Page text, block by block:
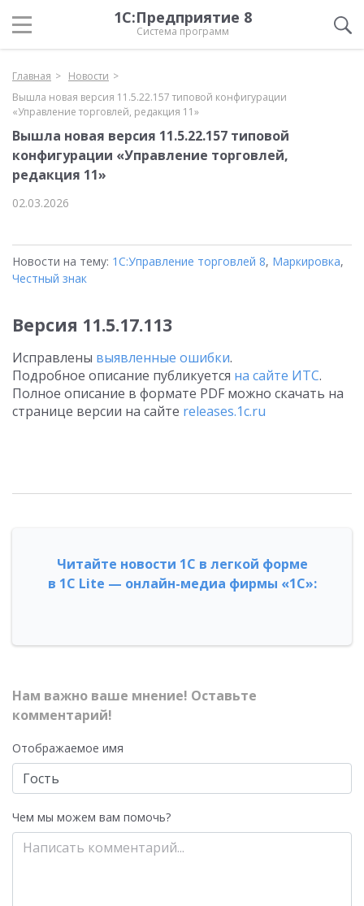
1С:Предприятие 8
Система программ
Главная
Новости
Вышла новая версия 11.5.22.157 типовой конфигурации
«Управление торговлей, редакция 11»
Вышла новая версия 11.5.22.157 типовой
конфигурации «Управление торговлей,
редакция 11»
02.03.2026
Новости на тему: 1С:Управление торговлей 8, Маркировка,
Честный знак
Версия 11.5.17.113
Исправлены выявленные ошибки.
Подробное описание публикуется на сайте ИТС.
Полное описание в формате PDF можно скачать на
странице версии на сайте releases.1c.ru
Читайте новости 1С в легкой форме
в 1С Lite — онлайн-медиа фирмы «1С»:
Нам важно ваше мнение! Оставьте
комментарий!
Отображаемое имя
Чем мы можем вам помочь?